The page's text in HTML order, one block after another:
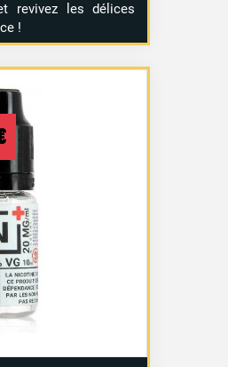
revivez les délices
!
Plage
de
prix :
8,99 €
à
9,29 €